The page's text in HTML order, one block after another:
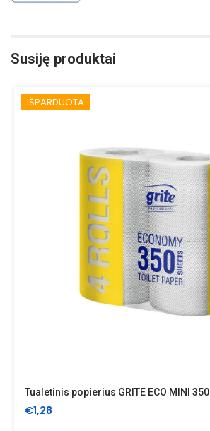
Susiję produktai
IŠPARDUOTA
Tualetinis popierius GRITE ECO MINI 350
€1,28